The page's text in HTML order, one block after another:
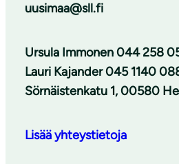
uusimaa@sll.fi
Ursula Immonen 044 258
Lauri Kajander 045 1140
Sörnäistenkatu 1, 00580
Lisää yhteystietoja